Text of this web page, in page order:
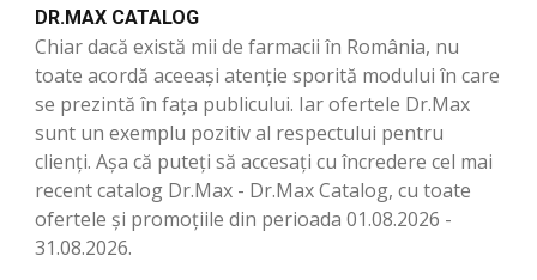
DR.MAX CATALOG
Chiar dacă există mii de farmacii în România, nu
toate acordă aceeași atenție sporită modului în care
se prezintă în fața publicului. Iar ofertele Dr.Max
sunt un exemplu pozitiv al respectului pentru
clienți. Așa că puteți să accesați cu încredere cel mai
recent catalog Dr.Max - Dr.Max Catalog, cu toate
ofertele și promoțiile din perioada 01.08.2026 -
31.08.2026.